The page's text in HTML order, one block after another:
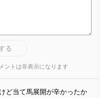
る
ントは非表示になります
ど当て馬展開が辛かったか